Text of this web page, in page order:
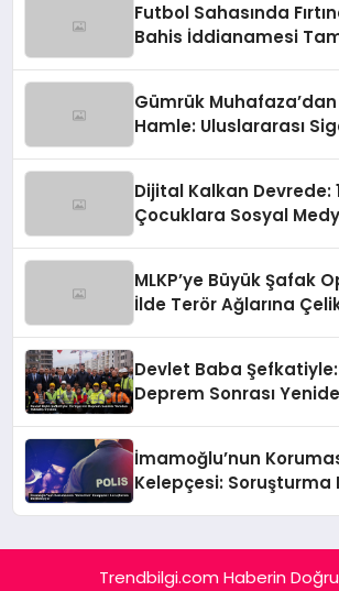
Futbol Sahasında
Bahis İddianamesi
Gümrük
Hamle: Uluslararası
Dijital Kalkan Devrede:
Çocuklara Sosyal
MLKP’ye Büyük Şafak
İlde Terör Ağlarına
Devlet Baba Şefkatiyle:
Deprem Sonrası
İmamoğlu’nun
Kelepçesi: Soruşturma
Trendbilgi.com Haberin